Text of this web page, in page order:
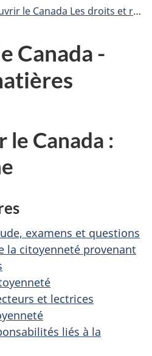
droits et responsabilités liés à la citoyenneté
Canada -
le Canada :
examens et questions
la citoyenneté provenant
et lectrices
liés à la